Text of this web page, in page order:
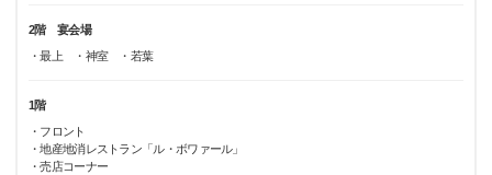
2階 宴会場
・最上 ・神室 ・若葉
1階
・フロント
・地産地消レストラン「ル・ボワァール」
・売店コーナー